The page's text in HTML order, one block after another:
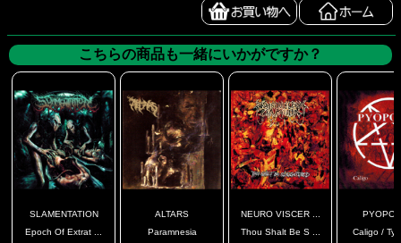
こちらの商品も一緒にいかがですか？
SLAMENTATION
Epoch Of Extrat ...
ALTARS
Paramnesia
NEURO VISCER ...
Thou Shalt Be S ...
Caligo /